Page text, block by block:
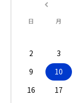
日 月
2
3
9
10
16
17